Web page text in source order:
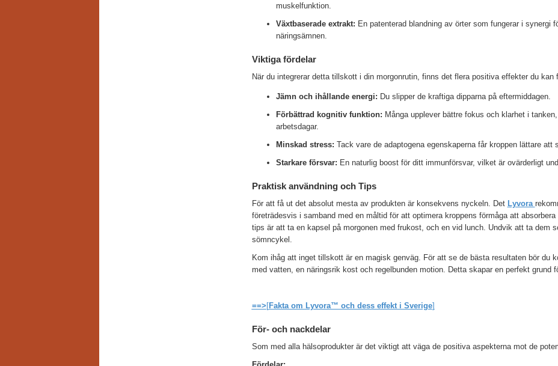
muskelfunktion.
Växtbaserade extrakt: En patenterad blandning av örter som fungerar i synergi
näringsämnen.
Viktiga fördelar
När du integrerar detta tillskott i din morgonrutin, finns det flera positiva effekter du kan
Jämn och ihållande energi: Du slipper de kraftiga dipparna på eftermiddagen.
Förbättrad kognitiv funktion: Många upplever bättre fokus och klarhet i
arbetsdagar.
Minskad stress: Tack vare de adaptogena egenskaperna får kroppen lättare att
Starkare försvar: En naturlig boost för ditt immunförsvar, vilket är ovärderligt
Praktisk användning och Tips
För att få ut det absolut mesta av produkten är konsekvens nyckeln. Det Lyvora
företrädesvis i samband med en måltid för att optimera kroppens förmåga att absorbera
tips är att ta en kapsel på morgonen med frukost, och en vid lunch. Undvik att ta dem
sömncykel.
Kom ihåg att inget tillskott är en magisk genväg. För att se de bästa resultaten bör du
med vatten, en näringsrik kost och regelbunden motion. Detta skapar en perfekt grund
==> [Fakta om Lyvora™ och dess effekt i Sverige]
För- och nackdelar
Som med alla hälsoprodukter är det viktigt att väga de positiva aspekterna mot de